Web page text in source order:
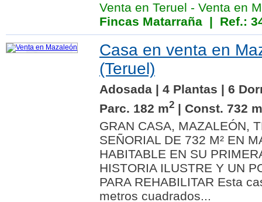
Venta en Teruel - Venta en
Fincas Matarraña | Ref.:
Casa en venta en
(Teruel)
Adosada | 4 Plantas | 6
Parc. 182 m2 | Const. 732 m
GRAN CASA, MAZALEÓN,
SEÑORIAL DE 732 M² EN
HABITABLE EN SU
HISTORIA ILUSTRE Y UN
PARA REHABILITAR Esta
metros cuadrados...